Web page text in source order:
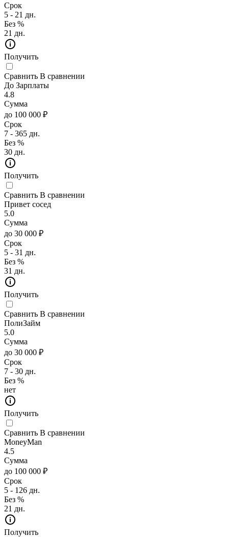
Срок
5 - 21 дн.
Без %
21 дн.
Получить
Сравнить В сравнении
До Зарплаты
4.8
Сумма
до 100 000 ₽
Срок
7 - 365 дн.
Без %
30 дн.
Получить
Сравнить В сравнении
Привет сосед
5.0
Сумма
до 30 000 ₽
Срок
5 - 31 дн.
Без %
31 дн.
Получить
Сравнить В сравнении
ПолиЗайм
5.0
Сумма
до 30 000 ₽
Срок
7 - 30 дн.
Без %
нет
Получить
Сравнить В сравнении
MoneyMan
4.5
Сумма
до 100 000 ₽
Срок
5 - 126 дн.
Без %
21 дн.
Получить